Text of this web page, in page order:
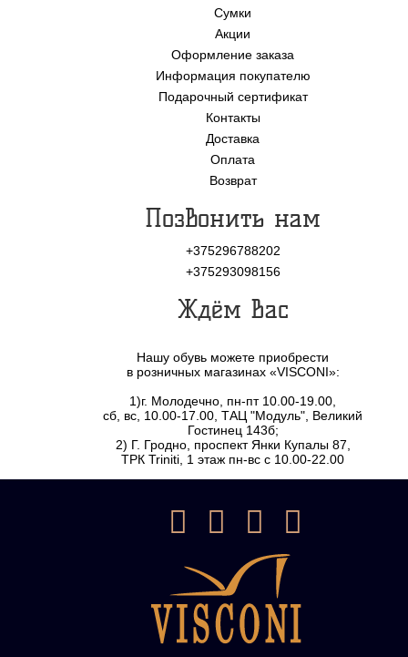
Сумки
Акции
Оформление заказа
Информация покупателю
Подарочный сертификат
Контакты
Доставка
Оплата
Возврат
Позвонить нам
+375296788202
+375293098156
Ждём Вас
Нашу обувь можете приобрести
в розничных магазинах «VISCONI»:
1)г. Молодечно, пн-пт 10.00-19.00,
сб, вс, 10.00-17.00, ТАЦ "Модуль", Великий
Гостинец 143б;
2) Г. Гродно, проспект Янки Купалы 87,
ТРК Triniti, 1 этаж пн-вс с 10.00-22.00